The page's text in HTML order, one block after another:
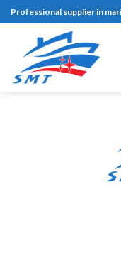
Skip
to
content
Professional supplier in